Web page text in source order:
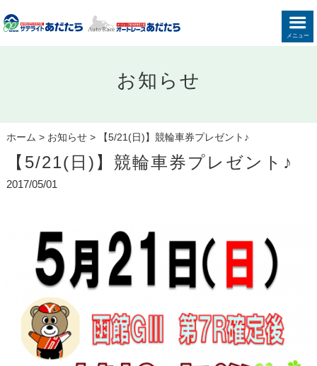
メニュー
お知らせ
ホーム > お知らせ> 【5/21(日)】競輪車券プレゼント♪
【5/21(日)】競輪車券プレゼント♪
2017/05/01